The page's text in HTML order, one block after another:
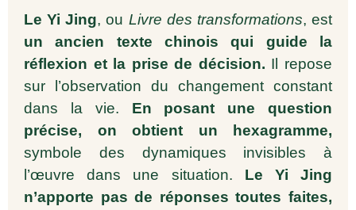
Le Yi Jing, ou Livre des transformations, est
un ancien texte chinois qui guide la
réflexion et la prise de décision. Il repose
sur l’observation du changement constant
dans la vie. En posant une question
précise, on obtient un hexagramme,
symbole des dynamiques invisibles à
l’œuvre dans une situation. Le Yi Jing
n’apporte pas de réponses toutes faites,